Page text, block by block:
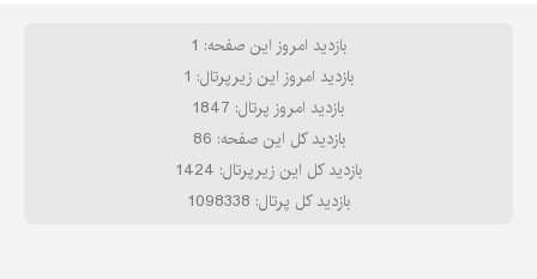
بازدید امروز این صفحه: 1
بازدید امروز این زیرپرتال: 1
بازدید امروز پرتال: 1847
بازدید کل این صفحه: 86
بازدید کل این زیرپرتال: 1424
بازدید کل پرتال: 1098338